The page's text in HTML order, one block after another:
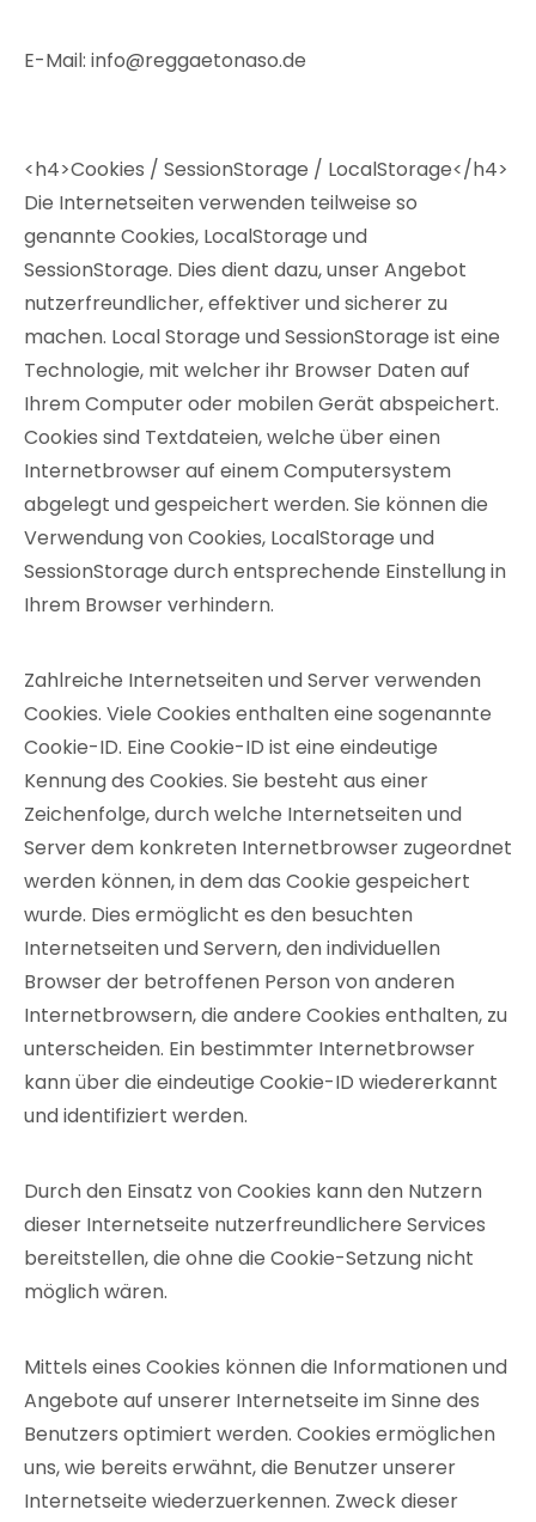
E-Mail: info@reggaetonaso.de
<h4>Cookies / SessionStorage / LocalStorage</h4>
Die Internetseiten verwenden teilweise so
genannte Cookies, LocalStorage und
SessionStorage. Dies dient dazu, unser Angebot
nutzerfreundlicher, effektiver und sicherer zu
machen. Local Storage und SessionStorage ist eine
Technologie, mit welcher ihr Browser Daten auf
Ihrem Computer oder mobilen Gerät abspeichert.
Cookies sind Textdateien, welche über einen
Internetbrowser auf einem Computersystem
abgelegt und gespeichert werden. Sie können die
Verwendung von Cookies, LocalStorage und
SessionStorage durch entsprechende Einstellung in
Ihrem Browser verhindern.
Zahlreiche Internetseiten und Server verwenden
Cookies. Viele Cookies enthalten eine sogenannte
Cookie-ID. Eine Cookie-ID ist eine eindeutige
Kennung des Cookies. Sie besteht aus einer
Zeichenfolge, durch welche Internetseiten und
Server dem konkreten Internetbrowser zugeordnet
werden können, in dem das Cookie gespeichert
wurde. Dies ermöglicht es den besuchten
Internetseiten und Servern, den individuellen
Browser der betroffenen Person von anderen
Internetbrowsern, die andere Cookies enthalten, zu
unterscheiden. Ein bestimmter Internetbrowser
kann über die eindeutige Cookie-ID wiedererkannt
und identifiziert werden.
Durch den Einsatz von Cookies kann den Nutzern
dieser Internetseite nutzerfreundlichere Services
bereitstellen, die ohne die Cookie-Setzung nicht
möglich wären.
Mittels eines Cookies können die Informationen und
Angebote auf unserer Internetseite im Sinne des
Benutzers optimiert werden. Cookies ermöglichen
uns, wie bereits erwähnt, die Benutzer unserer
Internetseite wiederzuerkennen. Zweck dieser